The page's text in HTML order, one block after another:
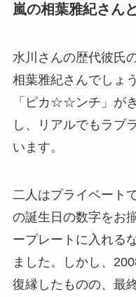
嵐の相葉雅紀さん
水川さんの歴代彼氏
相葉雅紀さんでしょ
「ピカ☆☆ンチ」が
し、リアルでもラブ
います。
二人はプライベート
の誕生日の数字をお
ープレートに入れる
ました。しかし、
復縁したものの、最